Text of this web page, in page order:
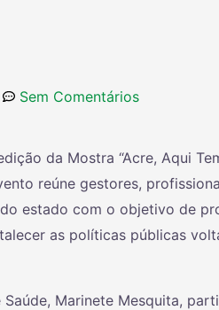
Sem Comentários
da Mostra “Acre, Aqui
reúne gestores,
estado com o objetivo de
as políticas públicas
Marinete Mesquita,